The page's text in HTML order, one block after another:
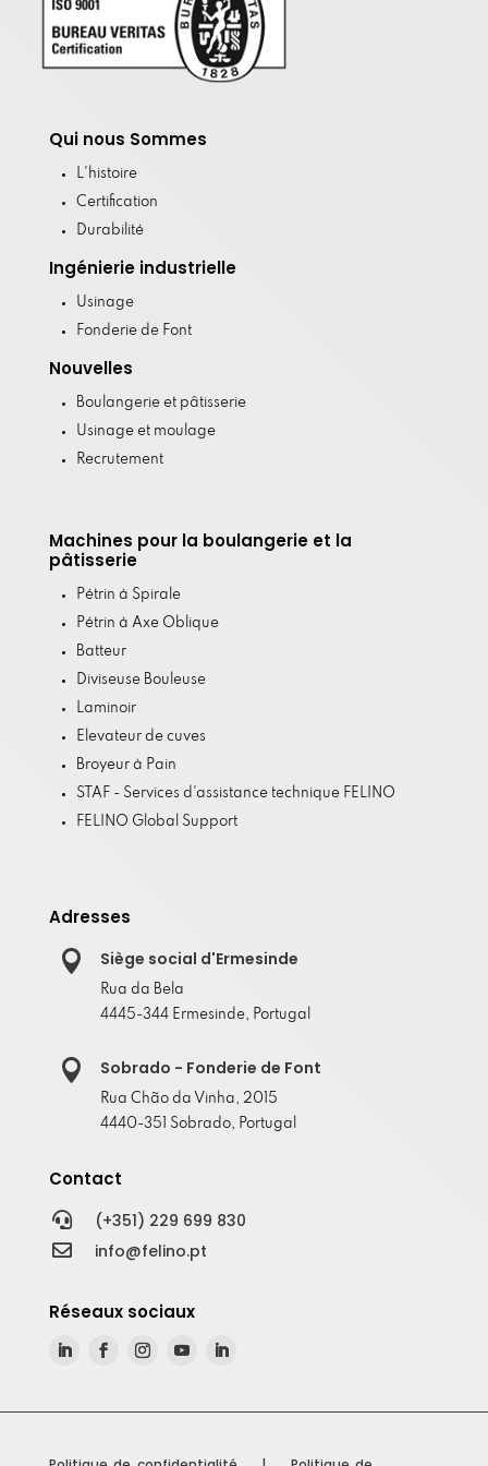
Qui nous Sommes
L'histoire
Certification
Durabilité
Ingénierie industrielle
Usinage
Fonderie de Font
Nouvelles
Boulangerie et pâtisserie
Usinage et moulage
Recrutement
Machines pour la boulangerie et la
pâtisserie
Pétrin à Spirale
Pétrin à Axe Oblique
Batteur
Diviseuse Bouleuse
Laminoir
Elevateur de cuves
Broyeur à Pain
STAF - Services d'assistance technique FELINO
FELINO Global Support
Adresses
 Siège social d'Ermesinde
Rua da Bela
4445-344 Ermesinde, Portugal
 Sobrado - Fonderie de Font
Rua Chão da Vinha, 2015
4440-351 Sobrado, Portugal
Contact
 (+351) 229 699 830
 info@felino.pt
Réseaux sociaux